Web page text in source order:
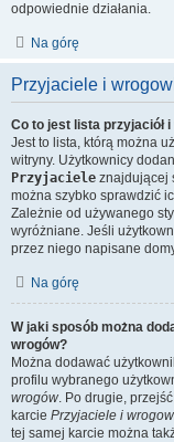
odpowiednie działania.
Na górę
Przyjaciele i
Co to jest lista przyjaciół
Jest to lista, którą można
witryny. Użytkownicy
Przyjaciele znajdującej
można szybko sprawdzić
Zależnie od używanego
wyróżniane. Jeśli
przez niego napisane
Na górę
W jaki sposób można
wrogów?
Można dodawać
profilu wybranego
wrogów. Po drugie,
karcie Przyjaciele i
tej samej karcie można